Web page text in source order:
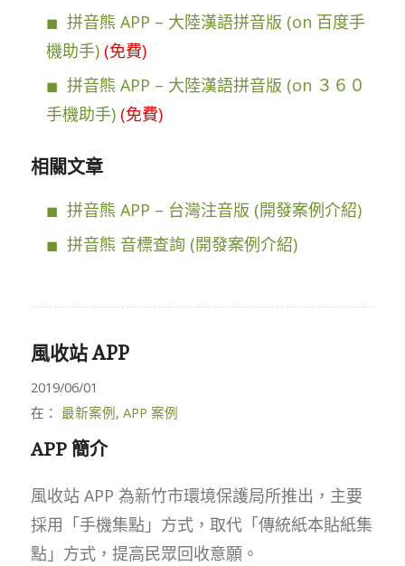
拼音熊 APP – 大陸漢語拼音版 (on 百度手
機助手) (免費)
拼音熊 APP – 大陸漢語拼音版 (on ３６０
手機助手) (免費)
相關文章
拼音熊 APP – 台灣注音版 (開發案例介紹)
拼音熊 音標查詢 (開發案例介紹)
風收站 APP
2019/06/01
在： 最新案例, APP 案例
APP 簡介
風收站 APP 為新竹市環境保護局所推出，主要
採用「手機集點」方式，取代「傳統紙本貼紙集
點」方式，提高民眾回收意願。